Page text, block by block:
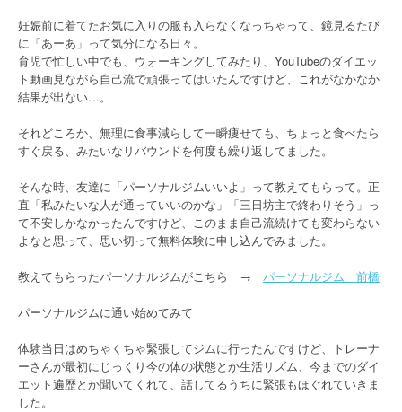
妊娠前に着てたお気に入りの服も入らなくなっちゃって、鏡見るたび
に「あーあ」って気分になる日々。
育児で忙しい中でも、ウォーキングしてみたり、YouTubeのダイエッ
ト動画見ながら自己流で頑張ってはいたんですけど、これがなかなか
結果が出ない…。
それどころか、無理に食事減らして一瞬痩せても、ちょっと食べたら
すぐ戻る、みたいなリバウンドを何度も繰り返してました。
そんな時、友達に「パーソナルジムいいよ」って教えてもらって。正
直「私みたいな人が通っていいのかな」「三日坊主で終わりそう」っ
て不安しかなかったんですけど、このまま自己流続けても変わらない
よなと思って、思い切って無料体験に申し込んでみました。
教えてもらったパーソナルジムがこちら → パーソナルジム 前橋
パーソナルジムに通い始めてみて
体験当日はめちゃくちゃ緊張してジムに行ったんですけど、トレーナ
ーさんが最初にじっくり今の体の状態とか生活リズム、今までのダイ
エット遍歴とか聞いてくれて、話してるうちに緊張もほぐれていきま
した。